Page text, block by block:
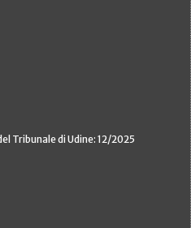
Tribunale di Udine: 12/2025